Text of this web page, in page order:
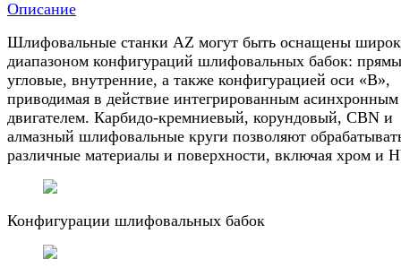
Описание
Шлифовальные станки AZ могут быть оснащены
диапазоном конфигураций шлифовальных бабок:
угловые, внутренние, а также конфигурацией оси «B»,
приводимая в действие интегрированным асинхронным
двигателем. Карбидо-кремниевый, корундовый, CBN и
алмазный шлифовальные круги позволяют
различные материалы и поверхности, включая хром и
Конфигурации шлифовальных бабок